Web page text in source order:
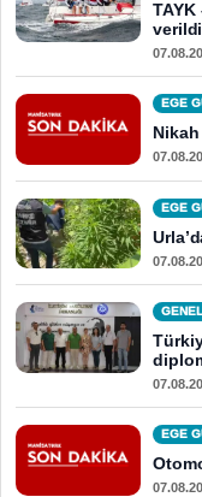
verildi
EGE
EGE
GENEL
EGE